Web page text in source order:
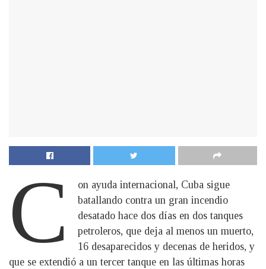
C
on ayuda internacional, Cuba sigue
batallando contra un gran incendio
desatado hace dos días en dos tanques
petroleros, que deja al menos un muerto,
16 desaparecidos y decenas de heridos, y
que se extendió a un tercer tanque en las últimas horas